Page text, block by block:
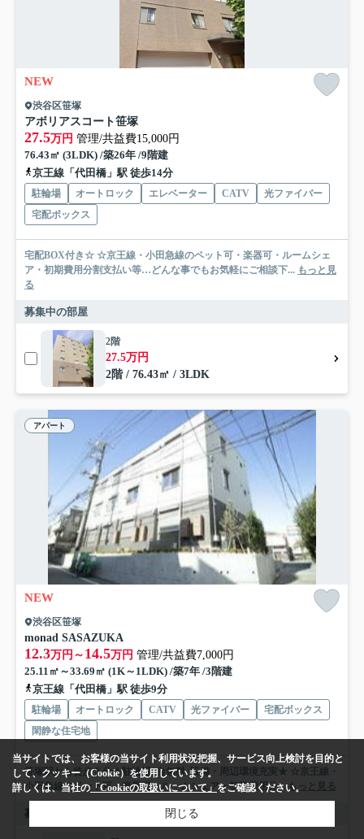
NEW
渋谷区笹塚
アボリアスコート笹塚
27.5万円 管理/共益費15,000円
76.43㎡ (3LDK) /築26年 /9階建
京王線「代田橋」駅 徒歩14分
駐輪場 オートロック エレベーター CATV
光ファイバー
宅配ボックス
宅配BOX付き☆ ☆京王線・小田急線のペット可・楽器可・ルームシェ
ア・初期費用分割支払い等…どんな事でもお気軽にご相談下... もっと見
る
募集中の部屋
2階
27.5万円
2階 / 76.43㎡ / 3LDK
アパート
NEW
渋谷区笹塚
monad SASAZUKA
12.3万円～ 14.5万円 管理/共益費7,000円
25.11㎡～33.69㎡ (1K～1LDK) /築7年 /3階建
京王線「代田橋」駅 徒歩9分
駐輪場 オートロック CATV 光ファイバー
宅配ボックス
閑静な住宅地
笹塚駅から徒歩５分☆駐輪場1台無料♪設備・周辺環境充実★ ☆京王線・
小田急線のペット可・楽器可・ルームシェア・初期費用分... もっと見る
募集中の部屋
当サイトでは、お客様の当サイト利用状況把握、サービス向上検討を目的と
して、クッキー（Cookie）を使用しています。
詳しくは、当社の「Cookieの取扱いについて」をご確認ください。
閉じる